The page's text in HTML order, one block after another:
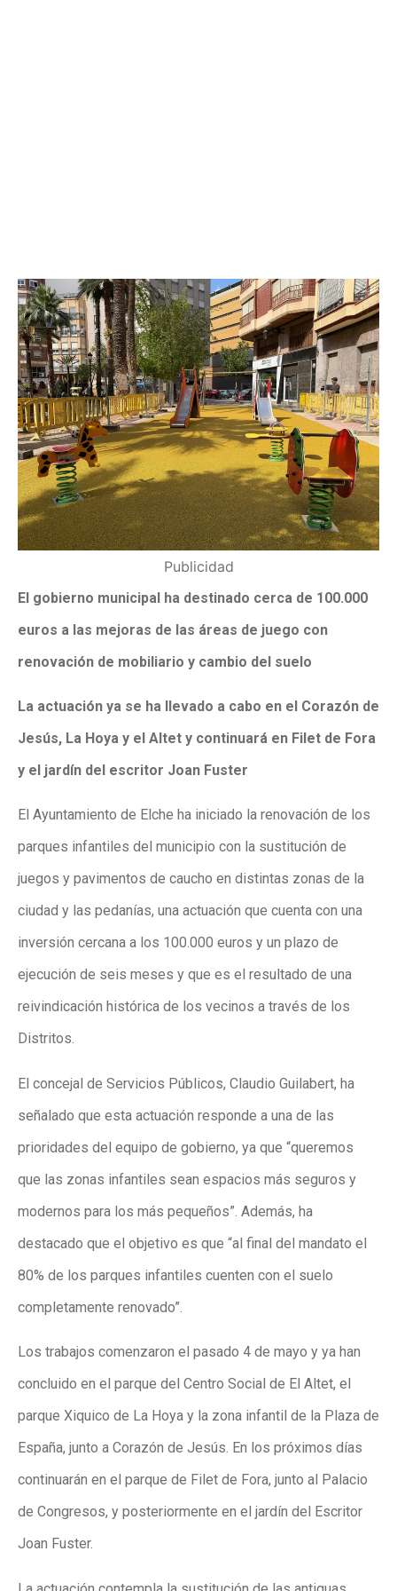
Publicidad
El gobierno municipal ha destinado cerca de 100.000
euros a las mejoras de las áreas de juego con
renovación de mobiliario y cambio del suelo
La actuación ya se ha llevado a cabo en el Corazón de
Jesús, La Hoya y el Altet y continuará en Filet de Fora
y el jardín del escritor Joan Fuster
El Ayuntamiento de Elche ha iniciado la renovación de los
parques infantiles del municipio con la sustitución de
juegos y pavimentos de caucho en distintas zonas de la
ciudad y las pedanías, una actuación que cuenta con una
inversión cercana a los 100.000 euros y un plazo de
ejecución de seis meses y que es el resultado de una
reivindicación histórica de los vecinos a través de los
Distritos.
El concejal de Servicios Públicos, Claudio Guilabert, ha
señalado que esta actuación responde a una de las
prioridades del equipo de gobierno, ya que “queremos
que las zonas infantiles sean espacios más seguros y
modernos para los más pequeños”. Además, ha
destacado que el objetivo es que “al final del mandato el
80% de los parques infantiles cuenten con el suelo
completamente renovado”.
Los trabajos comenzaron el pasado 4 de mayo y ya han
concluido en el parque del Centro Social de El Altet, el
parque Xiquico de La Hoya y la zona infantil de la Plaza de
España, junto a Corazón de Jesús. En los próximos días
continuarán en el parque de Filet de Fora, junto al Palacio
de Congresos, y posteriormente en el jardín del Escritor
Joan Fuster.